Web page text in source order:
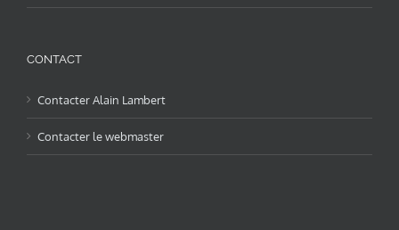
CONTACT
Contacter Alain Lambert
Contacter le webmaster